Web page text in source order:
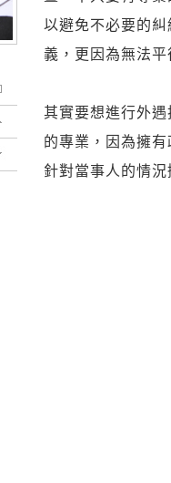
以避免不必要的
義，更因為無法
其實要想進行外
的專業，因為擁
針對當事人的情